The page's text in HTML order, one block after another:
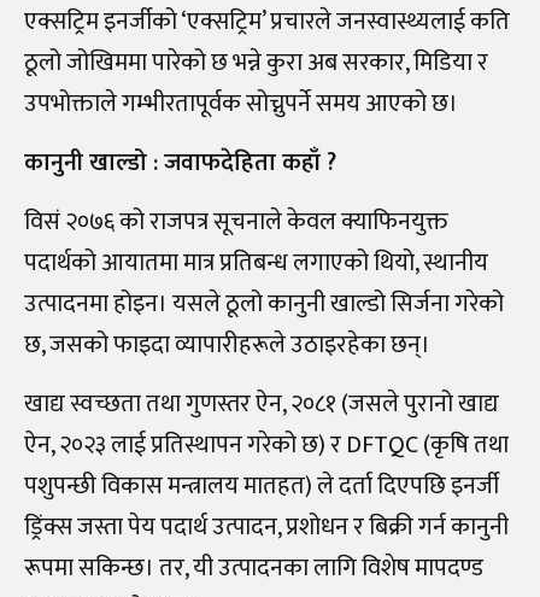
एक्सट्रिम इनर्जीको ‘एक्सट्रिम’ प्रचारले जनस्वास्थ्यलाई कति
ठूलो जोखिममा पारेको छ भन्ने कुरा अब सरकार, मिडिया र
उपभोक्ताले गम्भीरतापूर्वक सोच्नुपर्ने समय आएको छ।
कानुनी खाल्डो : जवाफदेहिता कहाँ ?
विसं २०७६ को राजपत्र सूचनाले केवल क्याफिनयुक्त
पदार्थको आयातमा मात्र प्रतिबन्ध लगाएको थियो, स्थानीय
उत्पादनमा होइन। यसले ठूलो कानुनी खाल्डो सिर्जना गरेको
छ, जसको फाइदा व्यापारीहरूले उठाइरहेका छन्।
खाद्य स्वच्छता तथा गुणस्तर ऐन, २०८१ (जसले पुरानो खाद्य
ऐन, २०२३ लाई प्रतिस्थापन गरेको छ) र DFTQC (कृषि तथा
पशुपन्छी विकास मन्त्रालय मातहत) ले दर्ता दिएपछि इनर्जी
ड्रिंक्स जस्ता पेय पदार्थ उत्पादन, प्रशोधन र बिक्री गर्न कानुनी
रूपमा सकिन्छ। तर, यी उत्पादनका लागि विशेष मापदण्ड